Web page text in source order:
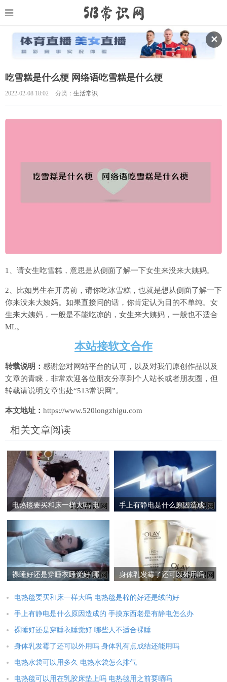
✕
吃雪糕是什么梗 网络语吃雪糕是什么梗
2022-02-08 18:02 分类： 生活常识
1、请女生吃雪糕，意思是从侧面了解一下女生来没来大姨妈。
2、比如男生在开房前，请你吃冰雪糕，也就是想从侧面了解一下
你来没来大姨妈。如果直接问的话，你肯定认为目的不单纯。女
生来大姨妈，一般是不能吃凉的，女生来大姨妈，一般也不适合
ML。
本站接软文合作
转载说明： 感谢您对网站平台的认可，以及对我们原创作品以及
文章的青睐，非常欢迎各位朋友分享到个人站长或者朋友圈，但
转载请说明文章出处“513常识网”。
本文地址： https://www.520longzhigu.com
相关文章阅读
电热毯要买和床一样大吗 电
手上有静电是什么原因造成
裸睡好还是穿睡衣睡觉好 哪
身体乳发霉了还可以外用吗
电热毯要买和床一样大吗 电热毯是棉的好还是绒的好
手上有静电是什么原因造成的 手摸东西老是有静电怎么办
裸睡好还是穿睡衣睡觉好 哪些人不适合裸睡
身体乳发霉了还可以外用吗 身体乳有点成结还能用吗
电热水袋可以用多久 电热水袋怎么排气
电热毯可以用在乳胶床垫上吗 电热毯用之前要晒吗